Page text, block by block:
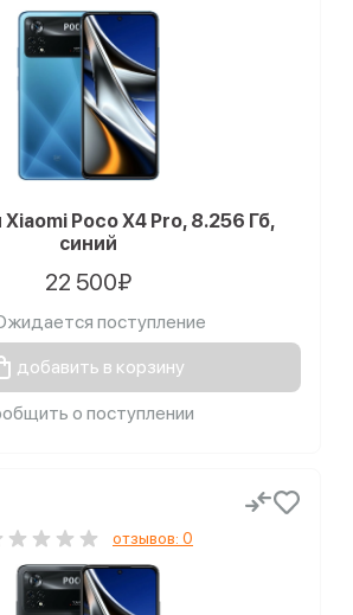
Poco X4 Pro, 8.256 Гб,
синий
22 500₽
поступление
добавить в корзину
о поступлении
отзывов: 0